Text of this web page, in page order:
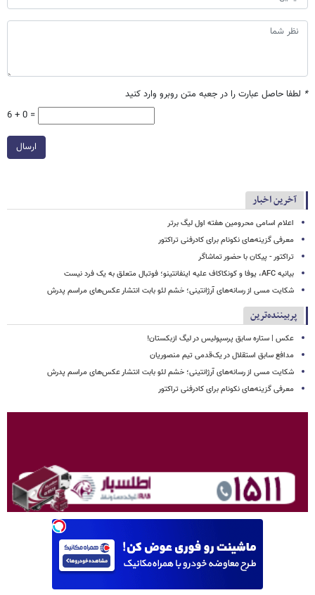
* لطفا حاصل عبارت را در جعبه متن روبرو وارد کنید
6 + 0 =
ارسال
آخرین اخبار
اعلام اسامی محرومین هفته اول لیگ برتر
معرفی گزینه‌های نکونام برای کادرفنی تراکتور
تراکتور - پیکان با حضور تماشاگر
بیانیه AFC، یوفا و کونکاکاف علیه اینفانتینو؛ فوتبال متعلق به یک فرد نیست
شکایت مسی از رسانه‌های آرژانتینی؛ خشم لئو بابت انتشار عکس‌های مراسم پدرش
پربیننده‌ترین
عکس | ستاره سابق پرسپولیس در لیگ ازبکستان!
مدافع سابق استقلال در یک‌قدمی تیم منصوریان
شکایت مسی از رسانه‌های آرژانتینی؛ خشم لئو بابت انتشار عکس‌های مراسم پدرش
معرفی گزینه‌های نکونام برای کادرفنی تراکتور